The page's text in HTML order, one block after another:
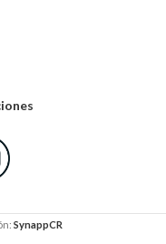
SynappCR